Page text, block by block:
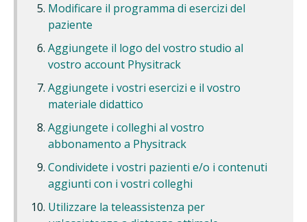
Modificare il programma di esercizi del
paziente
Aggiungete il logo del vostro studio al
vostro account Physitrack
Aggiungete i vostri esercizi e il vostro
materiale didattico
Aggiungete i colleghi al vostro
abbonamento a Physitrack
Condividete i vostri pazienti e/o i contenuti
aggiunti con i vostri colleghi
Utilizzare la teleassistenza per